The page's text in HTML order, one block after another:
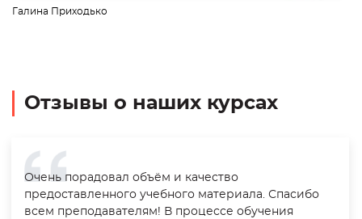
Галина Приходько
Отзывы о наших курсах
Очень порадовал объём и качество
предоставленного учебного материала. Спасибо
всем преподавателям! В процессе обучения